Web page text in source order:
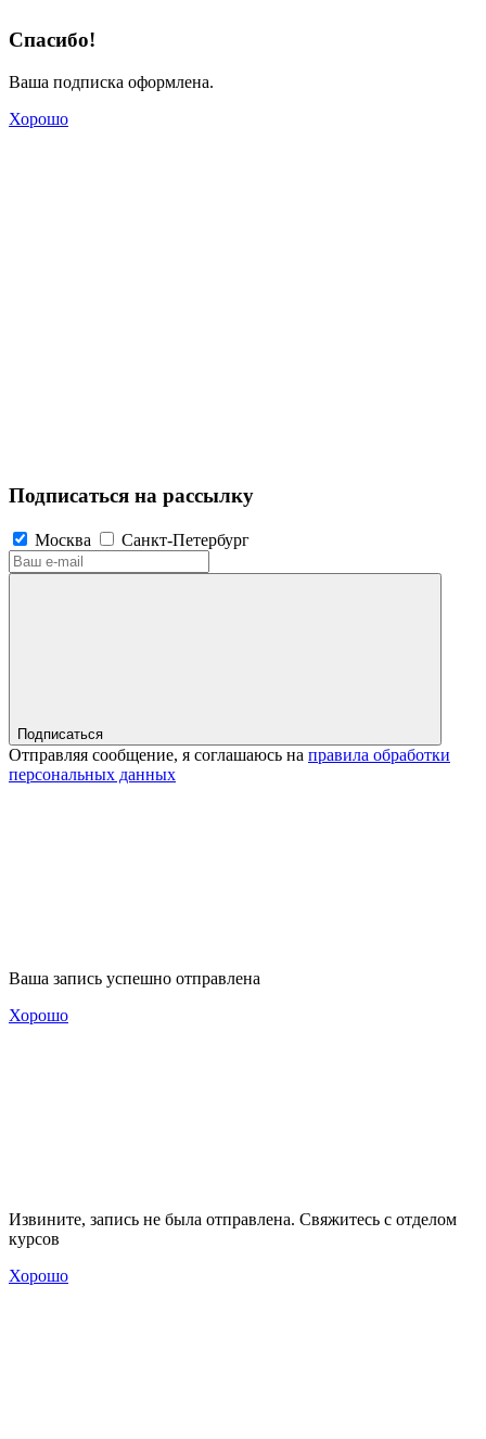
Спасибо!
Ваша подписка оформлена.
Хорошо
Подписаться на рассылку
Москва Санкт-Петербург
Подписаться
Отправляя сообщение, я соглашаюсь на правила обработки
персональных данных
Ваша запись успешно отправлена
Хорошо
Извините, запись не была отправлена. Свяжитесь с отделом
курсов
Хорошо